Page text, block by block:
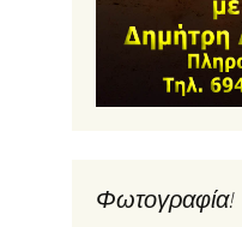
Φωτογραφία!